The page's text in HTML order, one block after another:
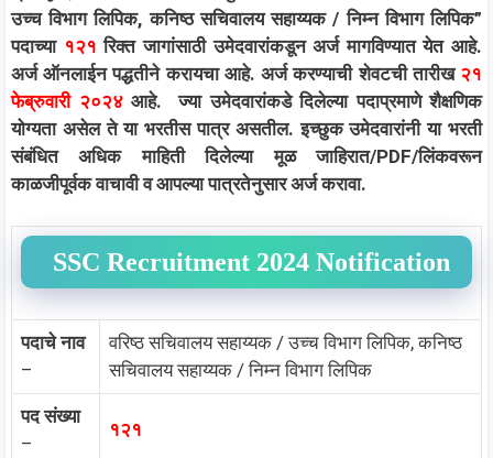
उच्च विभाग लिपिक, कनिष्ठ सचिवालय सहाय्यक / निम्न विभाग लिपिक”
पदाच्या १२१रिक्त जागांसाठी उमेदवारांकडून अर्ज मागविण्यात येत आहे.
अर्ज ऑनलाईन पद्धतीने करायचा आहे. अर्ज करण्याची शेवटची तारीख २१
फेब्रुवारी २०२४आहे. ज्या उमेदवारांकडे दिलेल्या पदाप्रमाणे शैक्षणिक
योग्यता असेल ते या भरतीस पात्र असतील. इच्छुक उमेदवारांनी या भरती
संबंधित अधिक माहिती दिलेल्या मूळ जाहिरात/PDF/लिंकवरून
काळजीपूर्वक वाचावी व आपल्या पात्रतेनुसार अर्ज करावा.
SSC Recruitment 2024 Notification
पदाचे नाव
–
वरिष्ठ सचिवालय सहाय्यक / उच्च विभाग लिपिक, कनिष्ठ
सचिवालय सहाय्यक / निम्न विभाग लिपिक
पद संख्या
–
१२१